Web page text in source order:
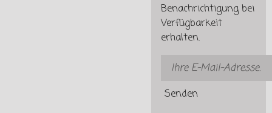
Benachrichtigung bei
Verfügbarkeit
erhalten.
Senden